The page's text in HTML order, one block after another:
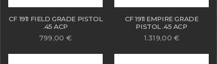
CF 1911 FIELD GRADE PISTOL
.45 ACP
799,00 €
CF 1911 EMPIRE GRADE
PISTOL .45 ACP
1.319,00€